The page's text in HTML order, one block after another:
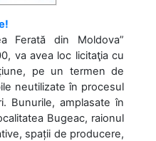
Ferată din Moldova”
va avea loc licitaţia cu
pe un termen de
neutilizate în procesul
Bunurile, amplasate în
Bugeac, raionul
spații de producere,